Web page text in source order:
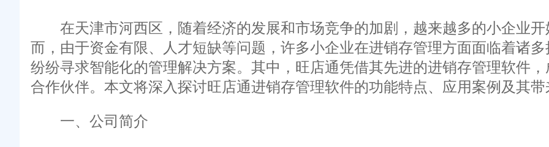
在天津市河西区，随着经济的发展和市场竞争的加剧，越来越多的小企业开
而，由于资金有限、人才短缺等问题，许多小企业在进销存管理方面面临着诸
纷纷寻求智能化的管理解决方案。其中，旺店通凭借其先进的进销存管理软件
合作伙伴。本文将深入探讨旺店通进销存管理软件的功能特点、应用案例及其带
一、公司简介